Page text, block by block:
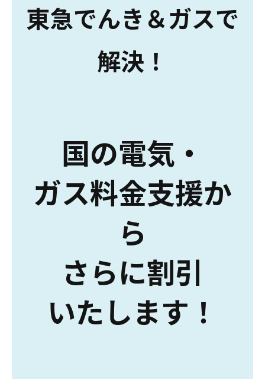
東急でんき＆ガスで
解決！
国の電気・
ガス料金支援か
ら
さらに割引
いたします！